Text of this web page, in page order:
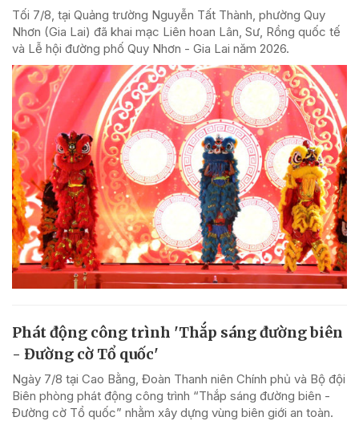
Tối 7/8, tại Quảng trường Nguyễn Tất Thành, phường Quy
Nhơn (Gia Lai) đã khai mạc Liên hoan Lân, Sư, Rồng quốc tế
và Lễ hội đường phố Quy Nhơn - Gia Lai năm 2026.
Phát động công trình 'Thắp sáng đường biên
- Đường cờ Tổ quốc'
Ngày 7/8 tại Cao Bằng, Đoàn Thanh niên Chính phủ và Bộ đội
Biên phòng phát động công trình “Thắp sáng đường biên -
Đường cờ Tổ quốc” nhằm xây dựng vùng biên giới an toàn.